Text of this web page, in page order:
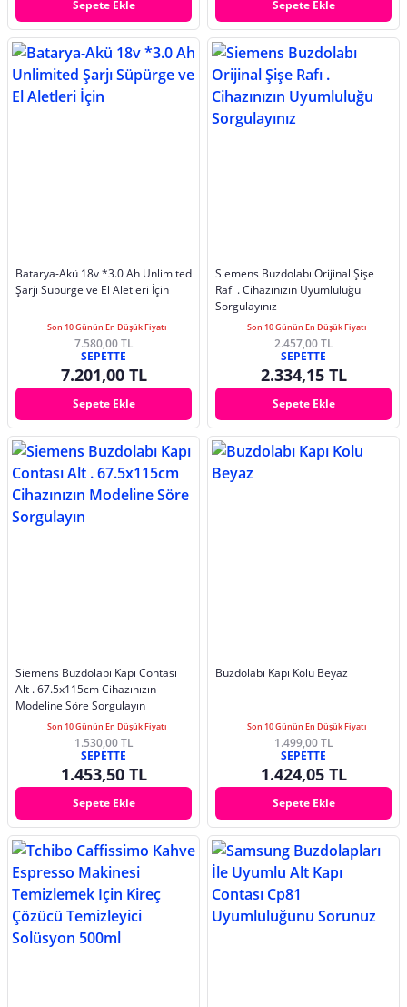
Sepete Ekle Sepete Ekle
Batarya-Akü 18v *3.0 Ah Unlimited
Şarjı Süpürge ve El Aletleri İçin
Son 10 Günün En Düşük Fiyatı
7.580,00 TL
SEPETTE
7.201,00 TL
Sepete Ekle
Siemens Buzdolabı Orijinal Şişe
Rafı . Cihazınızın Uyumluluğu
Sorgulayınız
Son 10 Günün En Düşük Fiyatı
2.457,00 TL
SEPETTE
2.334,15 TL
Sepete Ekle
Siemens Buzdolabı Kapı Contası
Alt . 67.5x115cm Cihazınızın
Modeline Söre Sorgulayın
Son 10 Günün En Düşük Fiyatı
1.530,00 TL
SEPETTE
1.453,50 TL
Sepete Ekle
Buzdolabı Kapı Kolu Beyaz
Son 10 Günün En Düşük Fiyatı
1.499,00 TL
SEPETTE
1.424,05 TL
Sepete Ekle